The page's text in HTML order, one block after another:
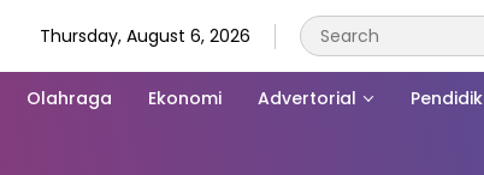
Thursday, August 6, 2026
Olahraga Ekonomi Advertorial